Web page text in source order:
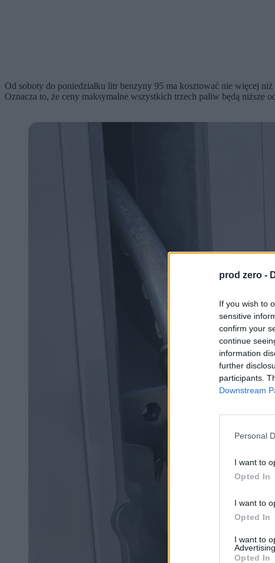
prod zero -
If you wish to
sensitive
confirm your
continue
information
further
participants.
Downstream
Personal
I want to
Opted In
I want to
Opted In
I want to
Advertising.
Opted In
Od soboty do poniedziałku litr benzyny 95 ma kosztować nie więcej
Oznacza to, że ceny maksymalne wszystkich trzech paliw będą niższe